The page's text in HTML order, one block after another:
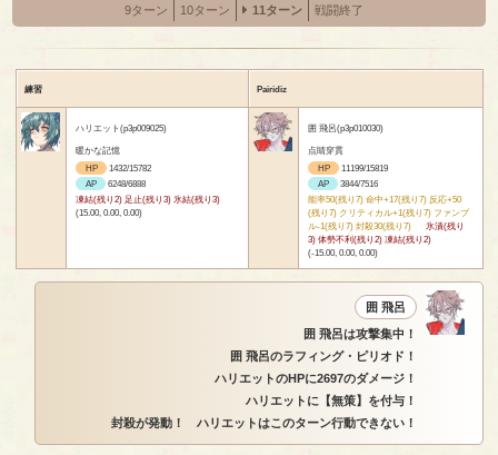
9ターン
10ターン 11ターン 戦闘終了
練習 Pairidiz
ハリエット(p3p009025)
暖かな記憶
HP
1432/15782
AP
6248/6888
凍結(残り2) 足止(残り3) 氷結(残り3)
(15.00, 0.00, 0.00)
囲 飛呂(p3p010030)
点睛穿貫
HP
11199/15819
AP
3844/7516
能率50(残り7) 命中+17(残り7) 反応+50
(残り7) クリティカル+1(残り7) ファンブ
ル-1(残り7) 封殺30(残り7)
氷漬(残り
3) 体勢不利(残り2) 凍結(残り2)
(-15.00, 0.00, 0.00)
囲 飛呂
囲 飛呂は攻撃集中！
囲 飛呂のラフィング・ピリオド！
ハリエットのHPに2697のダメージ！
ハリエットに【無策】を付与！
封殺が発動！ ハリエットはこのターン行動できない！